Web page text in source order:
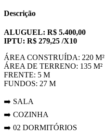
Descrição
ALUGUEL: R$ 5.400,00
IPTU: R$ 279,25 /X10
ÁREA CONSTRUÍDA: 220 M²
ÁREA DE TERRENO: 135 M²
FRENTE: 5 M
FUNDOS: 27 M
➡️ SALA
➡️ COZINHA
➡️ 02 DORMITÓRIOS